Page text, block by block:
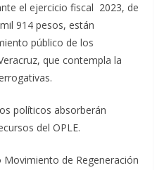
el ejercicio fiscal 2023, de
914 pesos, están
público de los
que contempla la
políticos absorberán
del OPLE.
de Regeneración